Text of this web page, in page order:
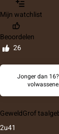
Mijn watchlist
Beoordelen
26
Jonger dan
GeweldGrof
2u41